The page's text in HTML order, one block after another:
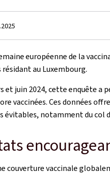
européenne de la
résidant au Luxembourg.
et juin 2024, cette enquête
vaccinées. Ces données
évitables, notamment du
couverture vaccinale